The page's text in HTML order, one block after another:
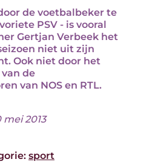
de voetbalbeker te
PSV - is vooral
Gertjan Verbeek het
niet uit zijn
Ook niet door het
de
van NOS en RTL.
mei 2013
sport